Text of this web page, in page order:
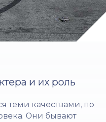
и их роль
теми качествами, по
Они бывают